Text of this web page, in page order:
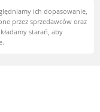
ich dopasowanie,
przez sprzedawców oraz
starań, aby